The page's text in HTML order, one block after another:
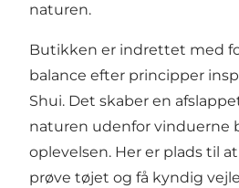
naturen.
Butikken er indrettet med
balance efter principper
Shui. Det skaber en
naturen udenfor vinduerne
oplevelsen. Her er plads til
prøve tøjet og få kyndig